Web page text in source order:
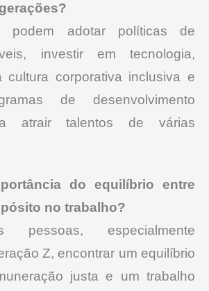
podem adotar políticas de
investir em tecnologia,
cultura corporativa inclusiva e
de desenvolvimento
atrair talentos de várias
do equilíbrio entre
no trabalho?
pessoas, especialmente
Z, encontrar um equilíbrio
justa e um trabalho